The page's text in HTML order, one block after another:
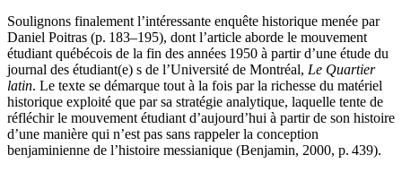
Soulignons finalement l’intéressante enquête historique menée par
Daniel Poitras (p. 183–195), dont l’article aborde le mouvement
étudiant québécois de la fin des années 1950 à partir d’une étude du
journal des étudiant(e) s de l’Université de Montréal, Le Quartier
latin. Le texte se démarque tout à la fois par la richesse du matériel
historique exploité que par sa stratégie analytique, laquelle tente de
réfléchir le mouvement étudiant d’aujourd’hui à partir de son histoire
d’une manière qui n’est pas sans rappeler la conception
benjaminienne de l’histoire messianique (Benjamin, 2000, p. 439).